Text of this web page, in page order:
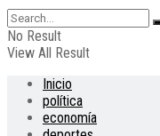
No Result
View All Result
Inicio
política
economía